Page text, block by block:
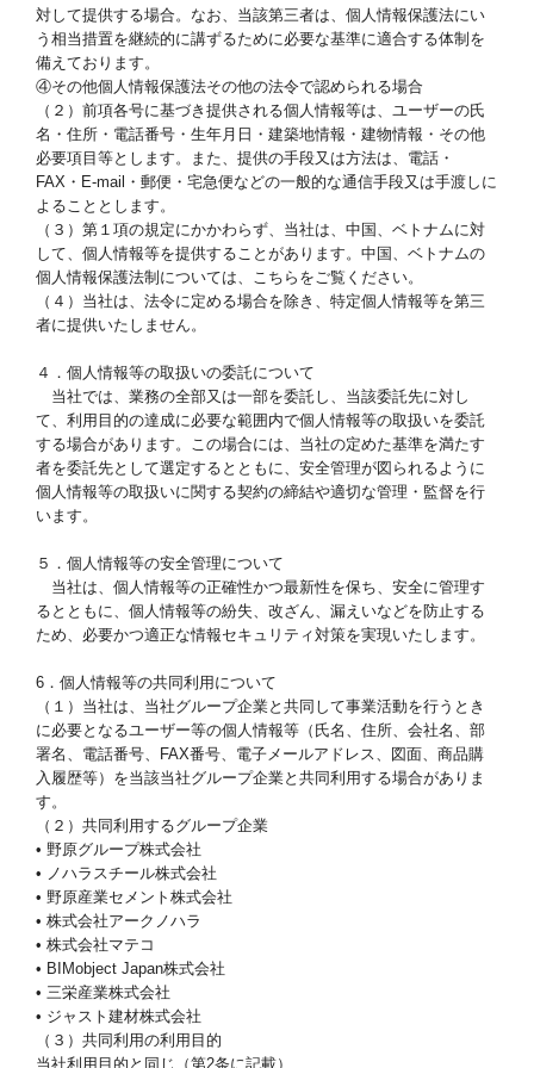
対して提供する場合。なお、当該第三者は、個人情報保護法にい
う相当措置を継続的に講ずるために必要な基準に適合する体制を
備えております。
④その他個人情報保護法その他の法令で認められる場合
（２）前項各号に基づき提供される個人情報等は、ユーザーの氏
名・住所・電話番号・生年月日・建築地情報・建物情報・その他
必要項目等とします。また、提供の手段又は方法は、電話・
FAX・E-mail・郵便・宅急便などの一般的な通信手段又は手渡しに
よることとします。
（３）第１項の規定にかかわらず、当社は、中国、ベトナムに対
して、個人情報等を提供することがあります。中国、ベトナムの
個人情報保護法制については、こちらをご覧ください。
（４）当社は、法令に定める場合を除き、特定個人情報等を第三
者に提供いたしません。
４．個人情報等の取扱いの委託について
当社では、業務の全部又は一部を委託し、当該委託先に対し
て、利用目的の達成に必要な範囲内で個人情報等の取扱いを委託
する場合があります。この場合には、当社の定めた基準を満たす
者を委託先として選定するとともに、安全管理が図られるように
個人情報等の取扱いに関する契約の締結や適切な管理・監督を行
います。
５．個人情報等の安全管理について
当社は、個人情報等の正確性かつ最新性を保ち、安全に管理す
るとともに、個人情報等の紛失、改ざん、漏えいなどを防止する
ため、必要かつ適正な情報セキュリティ対策を実現いたします。
6．個人情報等の共同利用について
（１）当社は、当社グループ企業と共同して事業活動を行うとき
に必要となるユーザー等の個人情報等（氏名、住所、会社名、部
署名、電話番号、FAX番号、電子メールアドレス、図面、商品購
入履歴等）を当該当社グループ企業と共同利用する場合がありま
す。
（２）共同利用するグループ企業
• 野原グループ株式会社
• ノハラスチール株式会社
• 野原産業セメント株式会社
• 株式会社アークノハラ
• 株式会社マテコ
• BIMobject Japan株式会社
• 三栄産業株式会社
• ジャスト建材株式会社
（３）共同利用の利用目的
当社利用目的と同じ（第2条に記載）